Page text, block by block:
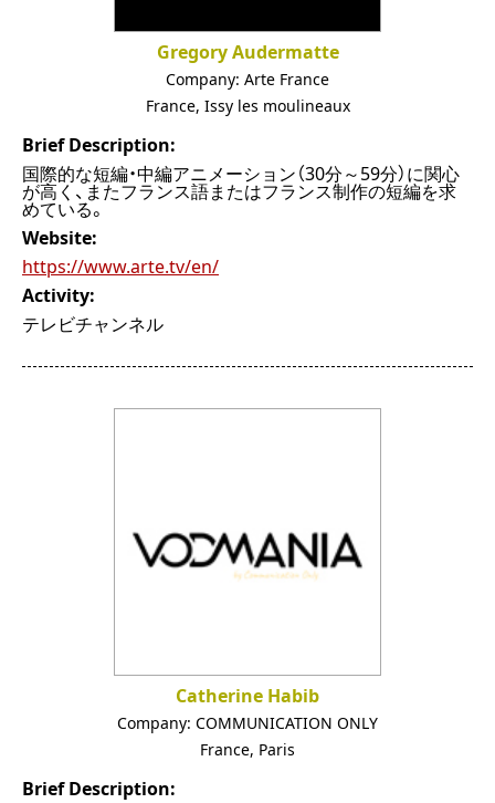
Gregory Audermatte
Company: Arte France
France, Issy les moulineaux
Brief Description:
国際的な短編・中編アニメーション（30分～59分）に関心
が高く、またフランス語またはフランス制作の短編を求
めている。
Website:
https://www.arte.tv/en/
Activity:
テレビチャンネル
Catherine Habib
Company: COMMUNICATION ONLY
France, Paris
Brief Description: